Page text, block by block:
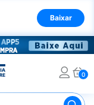
Baixar
0